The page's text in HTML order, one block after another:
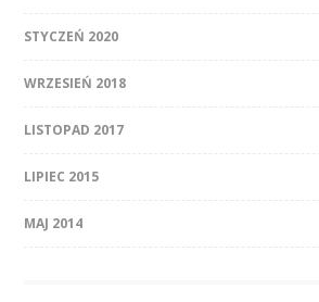
STYCZEŃ 2020
WRZESIEŃ 2018
LISTOPAD 2017
LIPIEC 2015
MAJ 2014